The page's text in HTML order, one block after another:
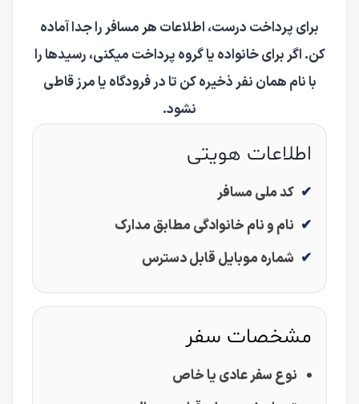
برای پرداخت درست، اطلاعات هر مسافر را جدا آماده
کن. اگر برای خانواده یا گروه پرداخت میکنی، رسیدها را
با نام همان نفر ذخیره کن تا در فرودگاه یا مرز قاطی
نشود.
اطلاعات هویتی
کد ملی مسافر
نام و نام خانوادگی مطابق مدارک
شماره موبایل قابل دسترس
مشخصات سفر
نوع سفر عادی یا خاص